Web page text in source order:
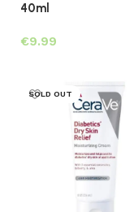
40ml
€
SOLD OUT